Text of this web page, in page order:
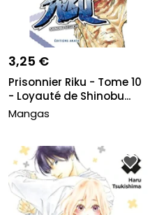
3,25 €
Prisonnier Riku - Tome 10
- Loyauté de Shinobu...
Mangas